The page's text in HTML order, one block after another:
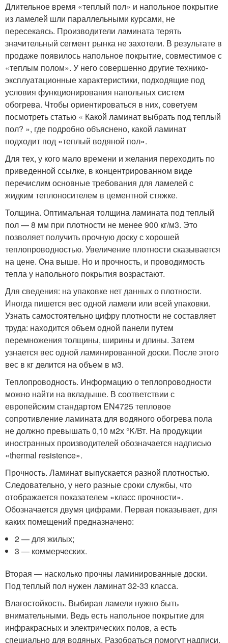
Длительное время «теплый пол» и напольное покрытие
из ламелей шли параллельными курсами, не
пересекаясь. Производители ламината терять
значительный сегмент рынка не захотели. В результате в
продаже появилось напольное покрытие, совместимое с
«теплым полом». У него совершенно другие технико-
эксплуатационные характеристики, подходящие под
условия функционирования напольных систем
обогрева. Чтобы ориентироваться в них, советуем
посмотреть статью « Какой ламинат выбрать под теплый
пол? », где подробно объяснено, какой ламинат
подходит под «теплый водяной пол».
Для тех, у кого мало времени и желания переходить по
приведенной ссылке, в концентрированном виде
перечислим основные требования для ламелей с
жидким теплоносителем в цементной стяжке.
Толщина. Оптимальная толщина ламината под теплый
пол — 8 мм при плотности не менее 900 кг/м3. Это
позволяет получить прочную доску с хорошей
теплопроводностью. Увеличение плотности сказывается
на цене. Она выше. Но и прочность, и проводимость
тепла у напольного покрытия возрастают.
Для сведения: на упаковке нет данных о плотности.
Иногда пишется вес одной ламели или всей упаковки.
Узнать самостоятельно цифру плотности не составляет
труда: находится объем одной панели путем
перемножения толщины, ширины и длины. Затем
узнается вес одной ламинированной доски. После этого
вес в кг делится на объем в м3.
Теплопроводность. Информацию о теплопроводности
можно найти на вкладыше. В соответствии с
европейским стандартом EN4725 тепловое
сопротивление ламината для водяного обогрева пола
не должно превышать 0,10 м2х °K/Вт. На продукции
иностранных производителей обозначается надписью
«thermal resistence».
Прочность. Ламинат выпускается разной плотностью.
Следовательно, у него разные сроки службы, что
отображается показателем «класс прочности».
Обозначается двумя цифрами. Первая показывает, для
каких помещений предназначено:
2 — для жилых;
3 — коммерческих.
Вторая — насколько прочны ламинированные доски.
Под теплый пол нужен ламинат 32-33 класса.
Влагостойкость. Выбирая ламели нужно быть
внимательными. Ведь есть напольное покрытие для
инфракрасных и электрических полов, а есть
специально для водяных. Разобраться помогут надписи.